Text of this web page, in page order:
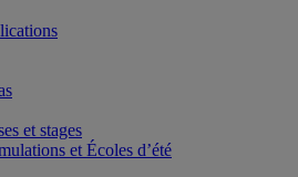
et stages
et Écoles d’été